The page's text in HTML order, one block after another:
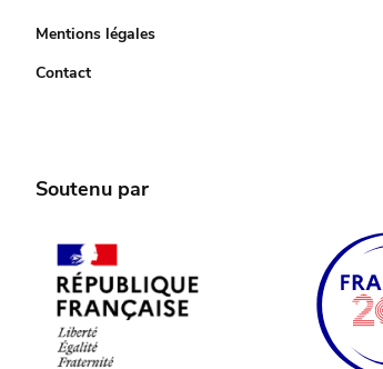
Soutenu par
Mentions légales
Contact